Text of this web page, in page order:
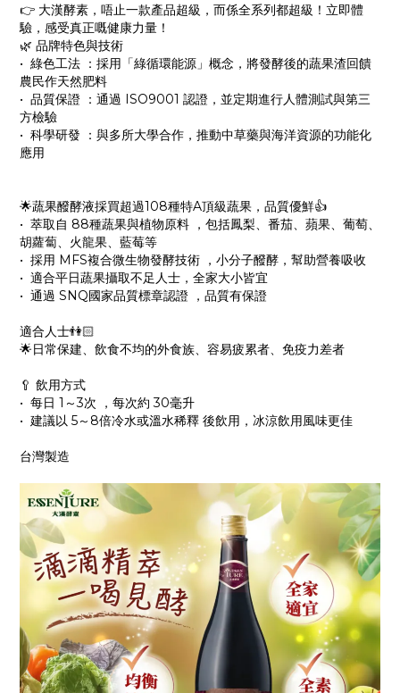
👉 大漢酵素，唔止一款產品超級，而係全系列都超級！立即體
驗，感受真正嘅健康力量！
🌿 品牌特色與技術
•⁠ ⁠綠色工法 ：採用「綠循環能源」概念，將發酵後的蔬果渣回饋
農民作天然肥料
•⁠ ⁠品質保證 ：通過 ISO9001 認證，並定期進行人體測試與第三
方檢驗
•⁠ ⁠科學研發 ：與多所大學合作，推動中草藥與海洋資源的功能化
應用
🌟蔬果醱酵液採買超過108種特A頂級蔬果，品質優鮮👍
•⁠ ⁠萃取自 88種蔬果與植物原料 ，包括鳳梨、番茄、蘋果、葡萄、
胡蘿蔔、火龍果、藍莓等
•⁠ ⁠採用 MFS複合微生物發酵技術 ，小分子醱酵，幫助營養吸收
•⁠ ⁠適合平日蔬果攝取不足人士，全家大小皆宜
•⁠ ⁠通過 SNQ國家品質標章認證 ，品質有保證
適合人士👫🏻
🌟日常保建、飲食不均的外食族、容易疲累者、免疫力差者
🥄 飲用方式
•⁠ ⁠每日 1～3次 ，每次約 30毫升
•⁠ ⁠建議以 5～8倍冷水或溫水稀釋 後飲用，冰涼飲用風味更佳
台灣製造